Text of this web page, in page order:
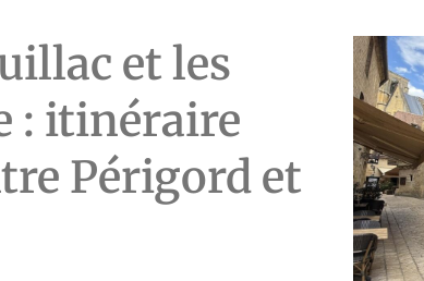
Séjour
une âme ,
arboré avec
appréciée
visites
L'accueil y
repas
originales
grand bravo
talents de
improvisé
Bref, un
séjour
Lire la suite
et les
: itinéraire
Périgord et